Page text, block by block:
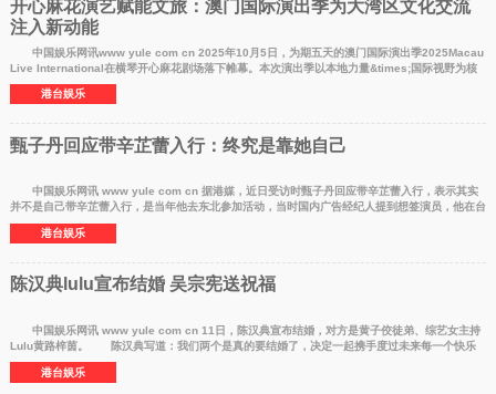
开心麻花演艺赋能文旅：澳门国际演出季为大湾区文化交流
注入新动能
中国娱乐网讯www yule com cn 2025年10月5日，为期五天的澳门国际演出季2025Macau
Live International在横琴开心麻花剧场落下帷幕。本次演出季以本地力量&times;国际视野为核
心，汇聚全球现
港台娱乐
甄子丹回应带辛芷蕾入行：终究是靠她自己
中国娱乐网讯 www yule com cn 据港媒，近日受访时甄子丹回应带辛芷蕾入行，表示其实
并不是自己带辛芷蕾入行，是当年他去东北参加活动，当时国内广告经纪人提到想签演员，他在台
上看到辛芷蕾
港台娱乐
陈汉典lulu宣布结婚 吴宗宪送祝福
中国娱乐网讯 www yule com cn 11日，陈汉典宣布结婚，对方是黄子佼徒弟、综艺女主持
Lulu黄路梓茵。 陈汉典写道：我们两个是真的要结婚了，决定一起携手度过未来每一个快乐
又爆笑的日子。
港台娱乐